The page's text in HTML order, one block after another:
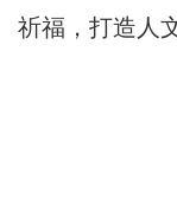
祈福，打造人